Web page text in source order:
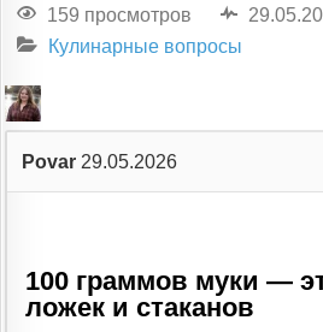
159 просмотров
Кулинарные вопросы
Povar 29.05.2026
100 граммов муки —
ложек и стаканов